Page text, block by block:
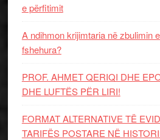
e përfitimit
A ndihmon krijimtaria në zbulimin
fshehura?
PROF. AHMET QERIQI DHE
DHE LUFTЁS PЁR LIRI!
FORMAT ALTERNATIVE TË
TARIFËS POSTARE NË